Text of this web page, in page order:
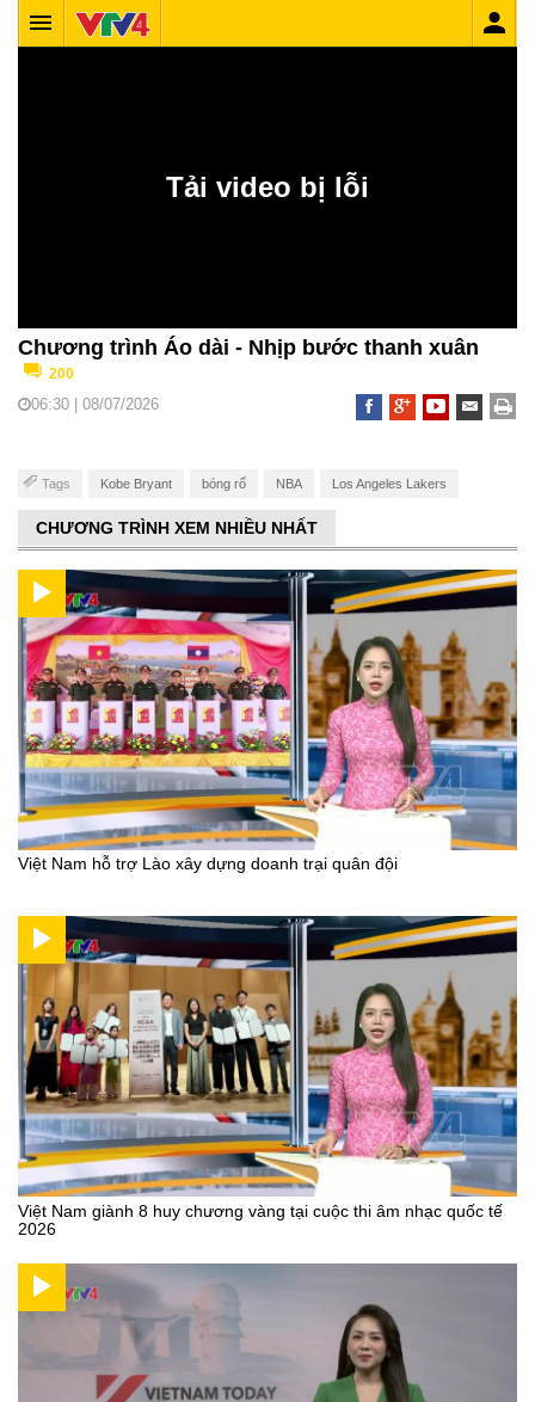
Chương trình Áo dài - Nhịp bước thanh xuân
200
06:30 | 08/07/2026
Tags Kobe Bryant bóng rổ NBA Los Angeles Lakers
CHƯƠNG TRÌNH XEM NHIỀU NHẤT
Việt Nam hỗ trợ Lào xây dựng doanh trại quân đội
Việt Nam giành 8 huy chương vàng tại cuộc thi âm nhạc quốc tế
2026